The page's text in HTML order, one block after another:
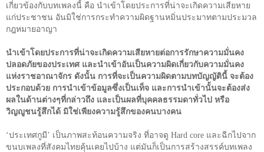
เกี่ยวข้องกับบทเพลงนี้ คือ นำเข้าโดยประการที่น่าจะเกิดความเสียหาย
แก่ประชาชน อันมิใช่การกระทำความผิดฐานหมิ่นประมาทตามประมวล
กฎหมายอาญา
นำเข้าโดยประการที่น่าจะเกิดความเสียหายต่อการรักษาความมั่นคง
ปลอดภัยของประเทศ และนำเข้าอันเป็นความผิดเกี่ยวกับความมั่นคง
แห่งราชอาณาจักร ดังนั้น การที่จะเป็นความผิดตามบทบัญญัตินี้ จะต้อง
ประกอบด้วย การนำเข้าข้อมูลซึ่งเป็นเท็จ และการนำเข้านั้นจะต้องส่ง
ผลในด้านต่างๆที่กล่าวถึง และเป็นผลที่บุคคลธรรมดาทั่วไป หรือ
วิญญูชนรู้สึกได้ มิใช่เพียงความรู้สึกของคนบางคน
‘ประเทศกูมี’ เป็นภาพสะท้อนความจริง ที่อาจดู Hard core และฉีกไปจาก
ขนบเพลงที่สังคมไทยคุ้นเคยไปบ้าง แต่มันก็เป็นการสร้างสรรค์บทเพลง